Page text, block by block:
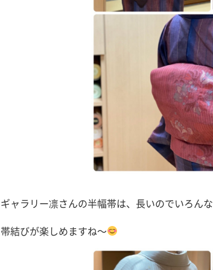
ギャラリー凛さんの半幅帯は、長いのでいろんな
帯結びが楽しめますね〜